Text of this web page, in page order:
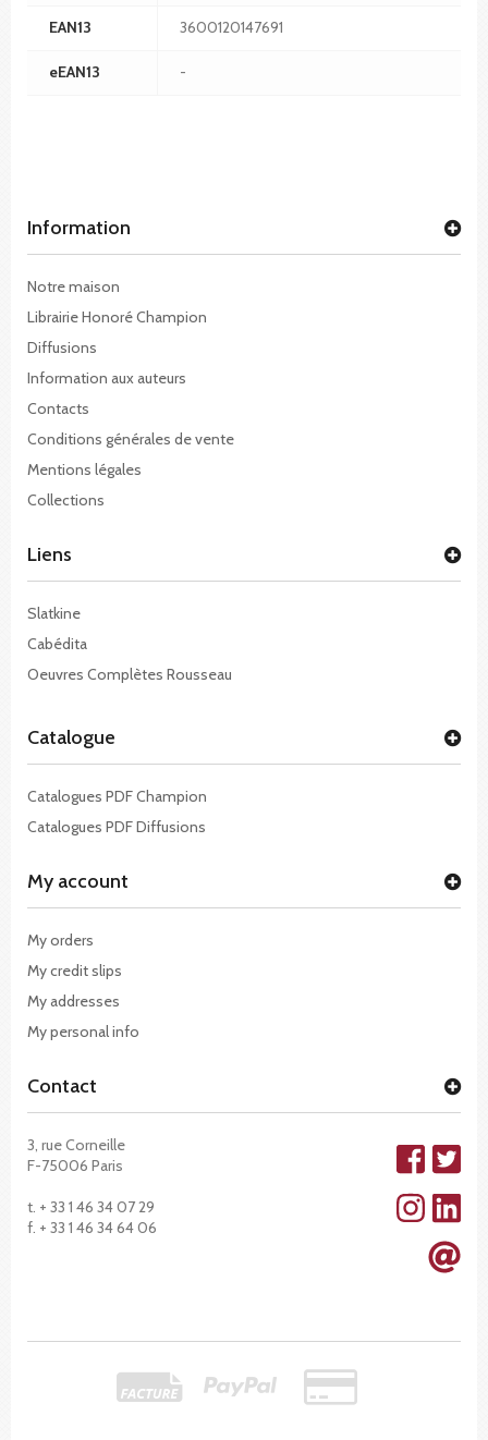
EAN13 3600120147691
eEAN13 -
Information
Notre maison
Librairie Honoré Champion
Diffusions
Information aux auteurs
Contacts
Conditions générales de vente
Mentions légales
Collections
Liens
Slatkine
Cabédita
Oeuvres Complètes Rousseau
Catalogue
Catalogues PDF Champion
Catalogues PDF Diffusions
My account
My orders
My credit slips
My addresses
My personal info
Contact
3, rue Corneille
F-75006 Paris
t. + 33 1 46 34 07 29
f. + 33 1 46 34 64 06